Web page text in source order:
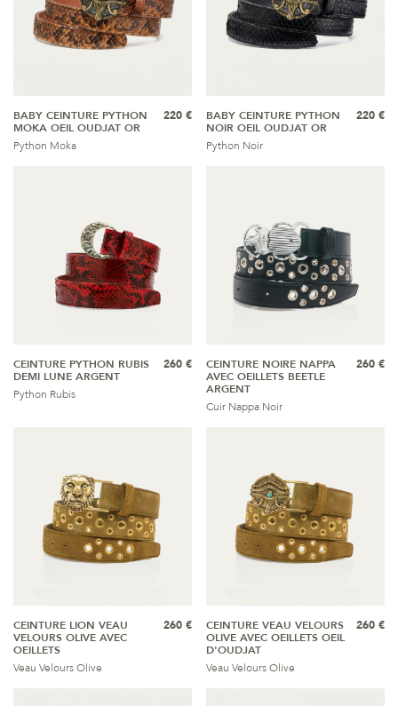
BABY CEINTURE PYTHON
MOKA OEIL OUDJAT OR
Python Moka
220 €
BABY CEINTURE PYTHON
NOIR OEIL OUDJAT OR
Python Noir
220 €
CEINTURE PYTHON RUBIS
DEMI LUNE ARGENT
Python Rubis
260 €
CEINTURE NOIRE NAPPA
AVEC OEILLETS BEETLE
ARGENT
Cuir Nappa Noir
260 €
CEINTURE LION VEAU
VELOURS OLIVE AVEC
OEILLETS
Veau Velours Olive
260 €
CEINTURE VEAU VELOURS
OLIVE AVEC OEILLETS OEIL
D'OUDJAT
Veau Velours Olive
260 €